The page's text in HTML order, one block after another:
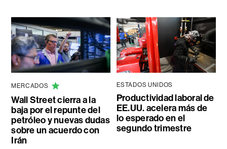
MERCADOS
Wall Street cierra a la
baja por el repunte del
petróleo y nuevas dudas
sobre un acuerdo con
Irán
ESTADOS UNIDOS
Productividad laboral de
EE.UU. acelera más de
lo esperado en el
segundo trimestre